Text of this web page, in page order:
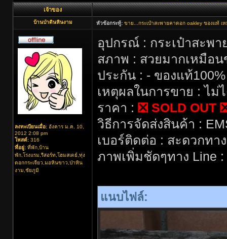
เจ้าของ
บ้านป่าดินหินงาม หัวข้อกระทู้: ขาย...กระเป๋าสะพายคาดอก oakley ของแท้ เ
ลงทะเบียนเมื่อ: อังคาร ม.ค. 10,
2012 2:08 pm
โพสต์: 316
ที่อยู่: ที่พัก,บ้าน
พัก,โรงแรม,รีสอร์ท,โฮมสเตย์,ทุ่ง
ดอกกระเจียว,มอหินขาว,ป่าหิน
งาม,ชัยภูมิ
อุปกรณ์ : กระเป๋าสะพ
สภาพ : สวยมากเหมือน
ประกัน : - ของแท้100%
เหตุผลในการขาย : ไม่
ราคา : ❎ SOLD OUT
วิธีการจัดส่งสินค้า :
เบอร์ติดต่อ : สะดวกทา
ภาพเพิ่มชัดๆทาง Line :
แนบไฟล์: